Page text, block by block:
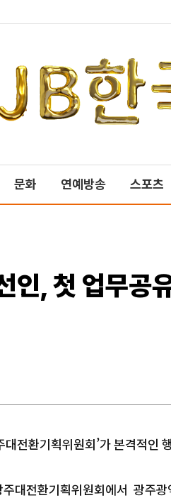
문화 연예방송 스포츠
인, 첫 업무
전환기획위원회’가 본격적인
대전환기획위원회에서 광주광